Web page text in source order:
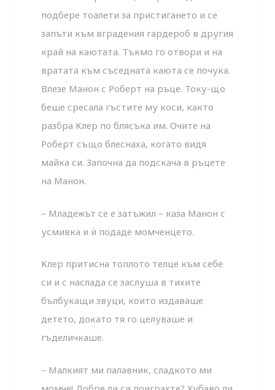
подбере тоалети за пристигането и се
запъти към вградения гардероб в другия
край на каютата. Тъкмо го отвори и на
вратата към съседната каюта се почука.
Влезе Манон с Роберт на ръце. Току-що
беше сресала гъстите му коси, както
разбра Клер по блясъка им. Очите на
Роберт също блеснаха, когато видя
майка си. Започна да подскача в ръцете
на Манон.
– Младежът се е затъжил – каза Манон с
усмивка и ѝ подаде момченцето.
Клер притисна топлото телце към себе
си и с наслада се заслуша в тихите
бълбукащи звуци, които издаваше
детето, докато тя го целуваше и
гъделичкаше.
– Малкият ми палавник, сладкото ми